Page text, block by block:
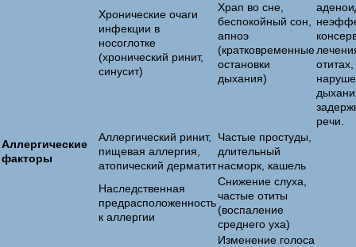
Хронические очаги
инфекции в
носоглотке
(хронический ринит,
синусит)
Храп во сне,
беспокойный сон,
апноэ
(кратковременные
остановки
дыхания)
речи.
Аллергические
факторы
Аллергический ринит,
пищевая аллергия,
атопический дерматит
Частые простуды,
длительный
насморк, кашель
Наследственная
предрасположенность
к аллергии
Снижение слуха,
частые отиты
(воспаление
среднего уха)
Изменение голоса